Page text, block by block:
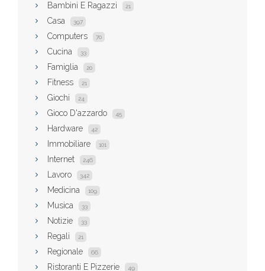
Bambini E Ragazzi 21
Casa 397
Computers 70
Cucina 33
Famiglia 20
Fitness 21
Giochi 24
Gioco D'azzardo 45
Hardware 42
Immobiliare 101
Internet 246
Lavoro 342
Medicina 109
Musica 33
Notizie 33
Regali 21
Regionale 66
Ristoranti E Pizzerie 49